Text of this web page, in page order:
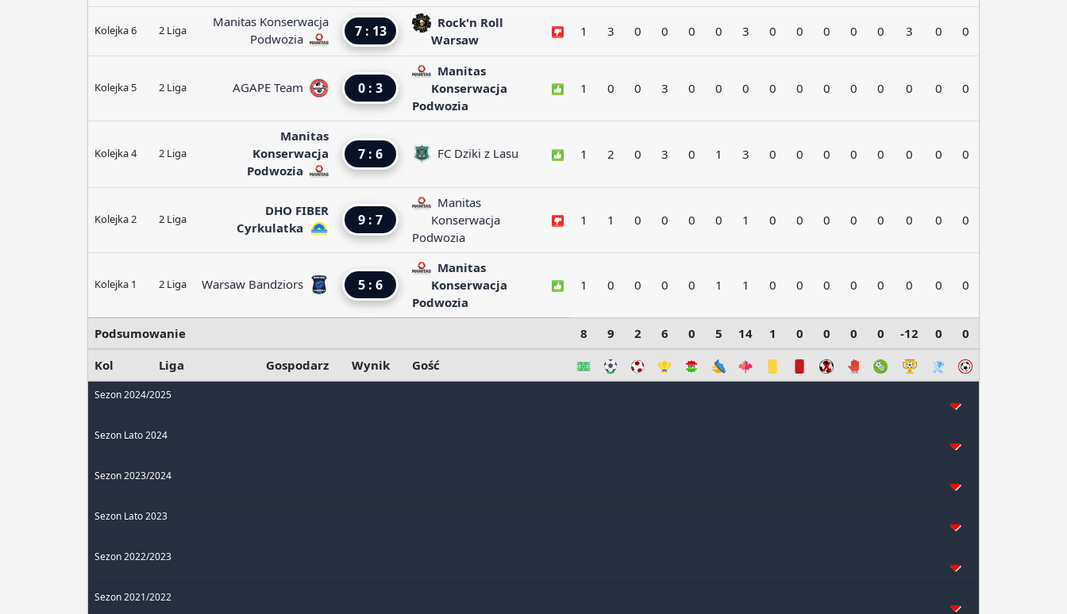
Kolejka 6 2 Liga
Manitas Konserwacja
Podwozia
7 : 13
Rock'n Roll
Warsaw
1 3 0 0 0 0 3 0 0 0 0 0 3 0 0
Kolejka 5 2 Liga AGAPE Team 0 : 3
Manitas
Konserwacja
Podwozia
1 0 0 3 0 0 0 0 0 0 0 0 0 0 0
Kolejka 4 2 Liga
Manitas
Konserwacja
Podwozia
7 : 6 FC Dziki z Lasu 1 2 0 3 0 1 3 0 0 0 0 0 0 0 0
Kolejka 2 2 Liga
DHO FIBER
Cyrkulatka
9 : 7
Manitas
Konserwacja
Podwozia
1 1 0 0 0 0 1 0 0 0 0 0 0 0 0
Kolejka 1 2 Liga Warsaw Bandziors 5 : 6
Manitas
Konserwacja
Podwozia
1 0 0 0 0 1 1 0 0 0 0 0 0 0 0
Podsumowanie 8 9 2 6 0 5 14 1 0 0 0 0 -12 0
0
Kol
Liga Gospodarz Wynik Gość
Sezon 2024/2025
Sezon Lato 2024
Sezon 2023/2024
Sezon Lato 2023
Sezon 2022/2023
Sezon 2021/2022